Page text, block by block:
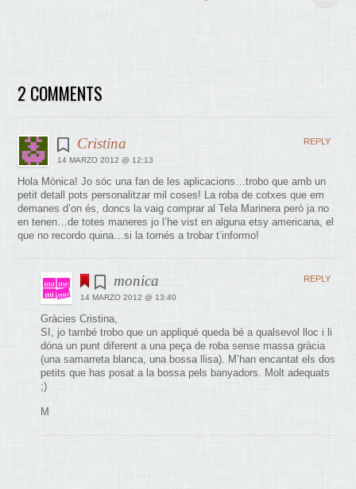
2 COMMENTS
Cristina
14 MARZO 2012 @ 12:13
Hola Mònica! Jo sóc una fan de les aplicacions…trobo que amb un
petit detall pots personalitzar mil coses! La roba de cotxes que em
demanes d’on és, doncs la vaig comprar al Tela Marinera però ja no
en tenen…de totes maneres jo l’he vist en alguna etsy americana, el
que no recordo quina…si la tornés a trobar t’informo!
REPLY
monica
14 MARZO 2012 @ 13:40
Gràcies Cristina,
SI, jo també trobo que un appliqué queda bé a qualsevol lloc i li
dóna un punt diferent a una peça de roba sense massa gràcia
(una samarreta blanca, una bossa llisa). M’han encantat els dos
petits que has posat a la bossa pels banyadors. Molt adequats
;)
M
REPLY